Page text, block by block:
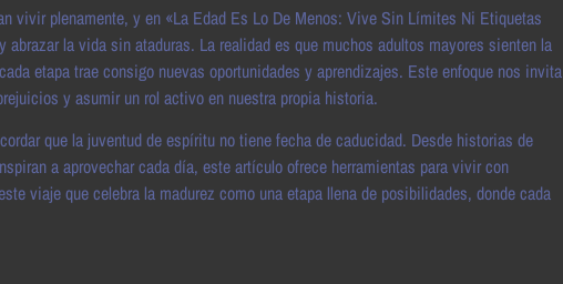
vivir plenamente, y en «La Edad Es Lo De Menos: Vive Sin Límites Ni Etiquetas
la vida sin ataduras. La realidad es que muchos adultos mayores sienten la
etapa trae consigo nuevas oportunidades y aprendizajes. Este enfoque nos invita
y asumir un rol activo en nuestra propia historia.
que la juventud de espíritu no tiene fecha de caducidad. Desde historias de
a aprovechar cada día, este artículo ofrece herramientas para vivir con
viaje que celebra la madurez como una etapa llena de posibilidades, donde cada